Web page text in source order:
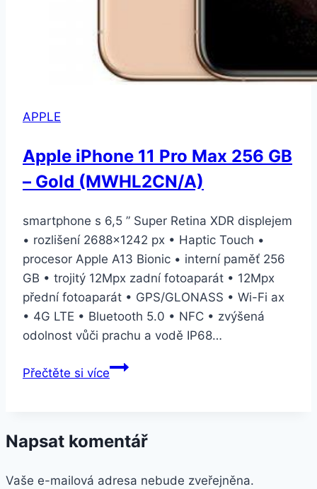
APPLE
Apple iPhone 11 Pro Max 256 GB
– Gold (MWHL2CN/A)
smartphone s 6,5 ” Super Retina XDR displejem
• rozlišení 2688×1242 px • Haptic Touch •
procesor Apple A13 Bionic • interní paměť 256
GB • trojitý 12Mpx zadní fotoaparát • 12Mpx
přední fotoaparát • GPS/GLONASS • Wi-Fi ax
• 4G LTE • Bluetooth 5.0 • NFC • zvýšená
odolnost vůči prachu a vodě IP68…
Přečtěte si víceApple
Max
GB
Napsat komentář
Vaše e-mailová adresa nebude zveřejněna.